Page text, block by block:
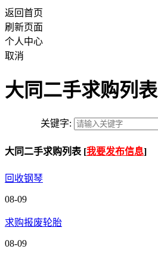
返回首页
刷新页面
个人中心
取消
大同二手求购列表
关键字:
大同二手求购列表 [我要发布信息]
回收钢琴
08-09
求购报废轮胎
08-09